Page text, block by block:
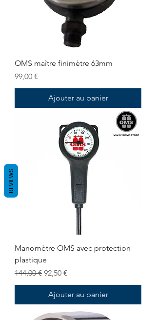
OMS maître finimètre 63mm
Prix
99,00 €
Ajouter au panier
Manomètre OMS avec protection
plastique
Prix original
144,00 € Prix promotionnel
92,50 €
Ajouter au panier
REVIEWS